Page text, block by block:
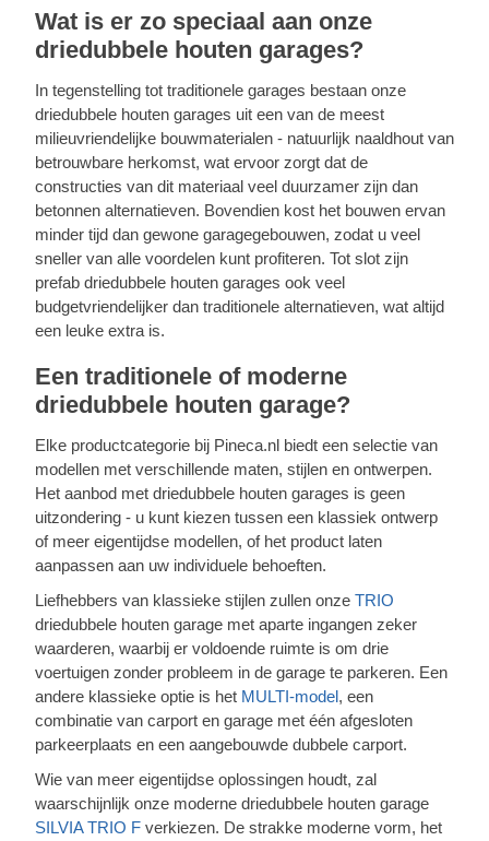
constructie te veranderen en nog veel meer.
Bel ons op+31208905588 , en we gaan samen
onderdelen. De duur van de garantie is
afhankelijk van de grootte en het soort
constructie van de verschillende bouwwerken.
De garantie geldt voor de volledige periode,
indien het product correct wordt onderhouden
en als er aan alle andere garantievoorwaarden
wordt voldaan. Ga voor meer informatie naar
onze Garantie pagina.
Wat is er zo speciaal aan onze
driedubbele houten garages?
In tegenstelling tot traditionele garages bestaan onze
driedubbele houten garages uit een van de meest
milieuvriendelijke bouwmaterialen - natuurlijk naaldhout van
betrouwbare herkomst, wat ervoor zorgt dat de
constructies van dit materiaal veel duurzamer zijn dan
betonnen alternatieven. Bovendien kost het bouwen ervan
minder tijd dan gewone garagegebouwen, zodat u veel
sneller van alle voordelen kunt profiteren. Tot slot zijn
prefab driedubbele houten garages ook veel
budgetvriendelijker dan traditionele alternatieven, wat altijd
een leuke extra is.
Een traditionele of moderne
driedubbele houten garage?
Elke productcategorie bij Pineca.nl biedt een selectie van
modellen met verschillende maten, stijlen en ontwerpen.
Het aanbod met driedubbele houten garages is geen
uitzondering - u kunt kiezen tussen een klassiek ontwerp
of meer eigentijdse modellen, of het product laten
aanpassen aan uw individuele behoeften.
Liefhebbers van klassieke stijlen zullen onze TRIO
driedubbele houten garage met aparte ingangen zeker
waarderen, waarbij er voldoende ruimte is om drie
voertuigen zonder probleem in de garage te parkeren. Een
andere klassieke optie is het MULTI-model, een
combinatie van carport en garage met één afgesloten
parkeerplaats en een aangebouwde dubbele carport.
Wie van meer eigentijdse oplossingen houdt, zal
waarschijnlijk onze moderne driedubbele houten garage
SILVIA TRIO F verkiezen. De strakke moderne vorm, het